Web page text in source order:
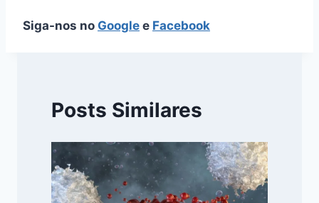
Siga-nos no Google e Facebook
Posts Similares